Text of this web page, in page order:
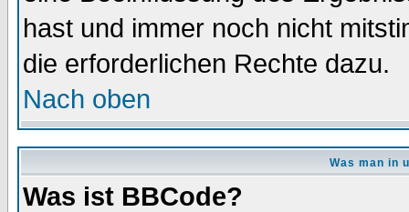
hast und immer noch nicht
die erforderlichen Rechte dazu.
Nach oben
Was man in
Was ist BBCode?